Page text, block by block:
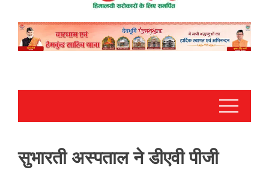
सुभारती अस्पताल ने डीएवी पीजी